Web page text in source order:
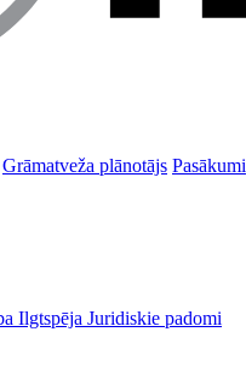
Grāmatveža plānotājs Pasākumi
Ilgtspēja Juridiskie padomi